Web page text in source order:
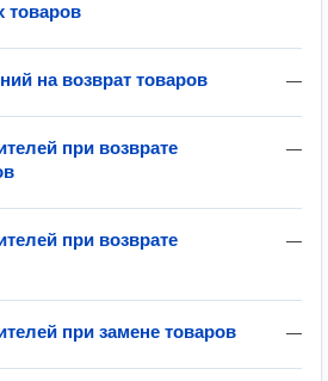
товаров
—
на возврат товаров
—
при возврате
—
при возврате
—
при замене товаров